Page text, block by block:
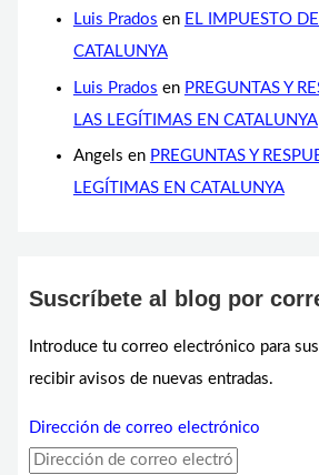
Luis Prados en EL IMPUESTO
CATALUNYA
Luis Prados en PREGUNTAS Y
LAS LEGÍTIMAS EN CATALUNYA
Angels en PREGUNTAS Y
LEGÍTIMAS EN CATALUNYA
Suscríbete al blog por
Introduce tu correo electrónico para
recibir avisos de nuevas entradas.
Dirección de correo electrónico